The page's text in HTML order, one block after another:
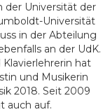
der Universität der
Universität
in der Abteilung
an der UdK.
hat
und Musikerin
2018. Seit 2009
auch auf.